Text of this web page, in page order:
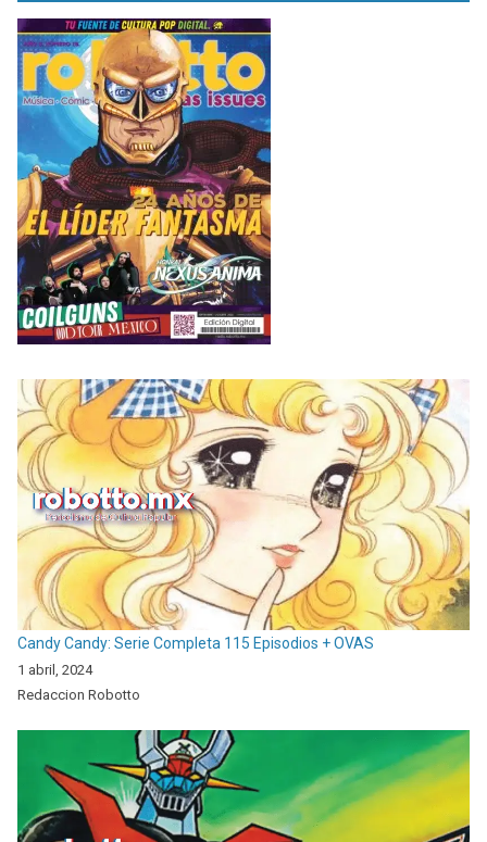
Candy Candy: Serie Completa 115 Episodios + OVAS
1 abril, 2024
Redaccion Robotto